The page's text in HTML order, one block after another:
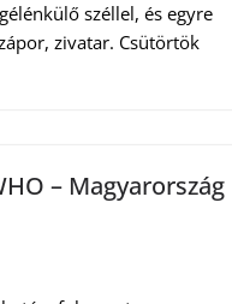
széllel, és egyre
zivatar. Csütörtök
– Magyarország